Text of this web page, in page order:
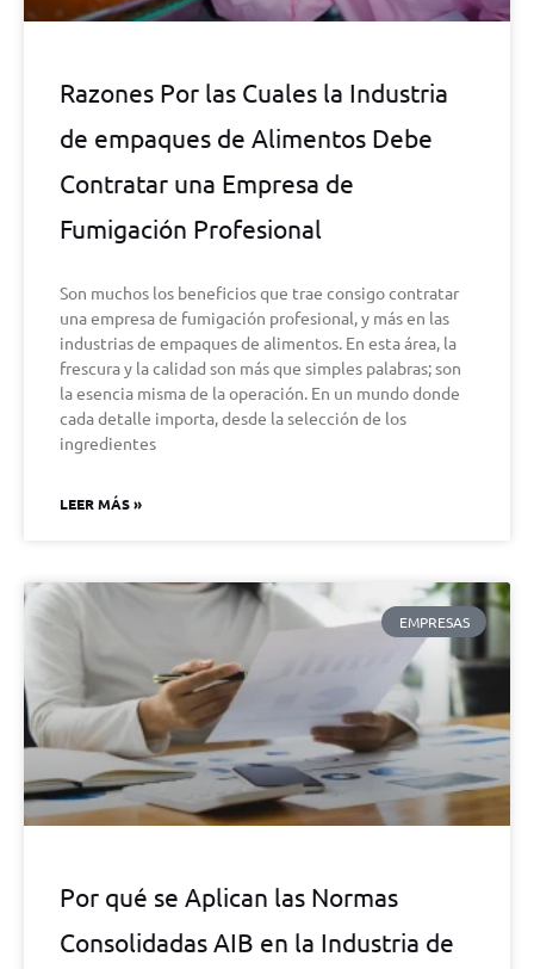
Razones Por las Cuales la Industria
de empaques de Alimentos Debe
Contratar una Empresa de
Fumigación Profesional
Son muchos los beneficios que trae consigo contratar
una empresa de fumigación profesional, y más en las
industrias de empaques de alimentos. En esta área, la
frescura y la calidad son más que simples palabras; son
la esencia misma de la operación. En un mundo donde
cada detalle importa, desde la selección de los
ingredientes
LEER MÁS »
EMPRESAS
Por qué se Aplican las Normas
Consolidadas AIB en la Industria de